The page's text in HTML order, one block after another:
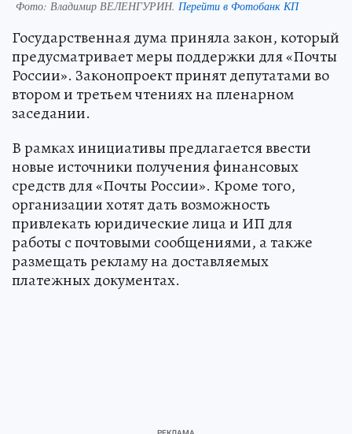
Фото: Владимир ВЕЛЕНГУРИН. Перейти в Фотобанк КП
Государственная дума приняла закон, который
предусматривает меры поддержки для «Почты
России». Законопроект принят депутатами во
втором и третьем чтениях на пленарном
заседании.
В рамках инициативы предлагается ввести
новые источники получения финансовых
средств для «Почты России». Кроме того,
организации хотят дать возможность
привлекать юридические лица и ИП для
работы с почтовыми сообщениями, а также
размещать рекламу на доставляемых
платежных документах.